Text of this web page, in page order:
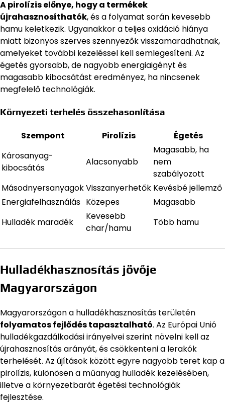
A pirolízis előnye, hogy a termékek
újrahasznosíthatók, és a folyamat során kevesebb
hamu keletkezik. Ugyanakkor a teljes oxidáció hiánya
miatt bizonyos szerves szennyezők visszamaradhatnak,
amelyeket további kezeléssel kell semlegesíteni. Az
égetés gyorsabb, de nagyobb energiaigényt és
magasabb kibocsátást eredményez, ha nincsenek
megfelelő technológiák.
Környezeti terhelés összehasonlítása
Szempont Pirolízis
Égetés
Károsanyag-
kibocsátás
Alacsonyabb
Magasabb, ha
nem
szabályozott
MásodnyersanyagokVisszanyerhetők Kevésbé jellemző
Energiafelhasználás Közepes
Magasabb
Hulladék maradék
Kevesebb
char/hamu
Több hamu
Hulladékhasznosítás jövője
Magyarországon
Magyarországon a hulladékhasznosítás területén
folyamatos fejlődés tapasztalható. Az Európai Unió
hulladékgazdálkodási irányelvei szerint növelni kell az
újrahasznosítás arányát, és csökkenteni a lerakók
terhelését. Az újítások között egyre nagyobb teret kap a
pirolízis, különösen a műanyag hulladék kezelésében,
illetve a környezetbarát égetési technológiák
fejlesztése.